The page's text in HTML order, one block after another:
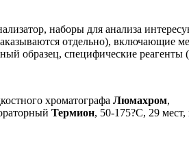
наборы для анализа
отдельно), включающие
образец, специфические реагенты
хроматографа Люмахром,
Термион, 50-175?С, 29